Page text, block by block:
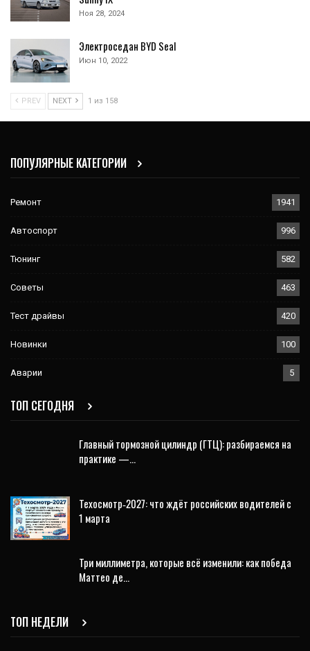
Ноя 28, 2024
Электроседан BYD Seal
Июн 10, 2022
PREV NEXT 1 из 158
ПОПУЛЯРНЫЕ КАТЕГОРИИ
Ремонт 1941
Автоспорт 996
Тюнинг 582
Советы 463
Тест драйвы 420
Новинки 100
Аварии 5
ТОП СЕГОДНЯ
Главный тормозной цилиндр (ГТЦ): разбираемся на
практике —…
Техосмотр‑2027: что ждёт российских водителей с
1 марта
Три миллиметра, которые всё изменили: как победа
Маттео де…
ТОП НЕДЕЛИ